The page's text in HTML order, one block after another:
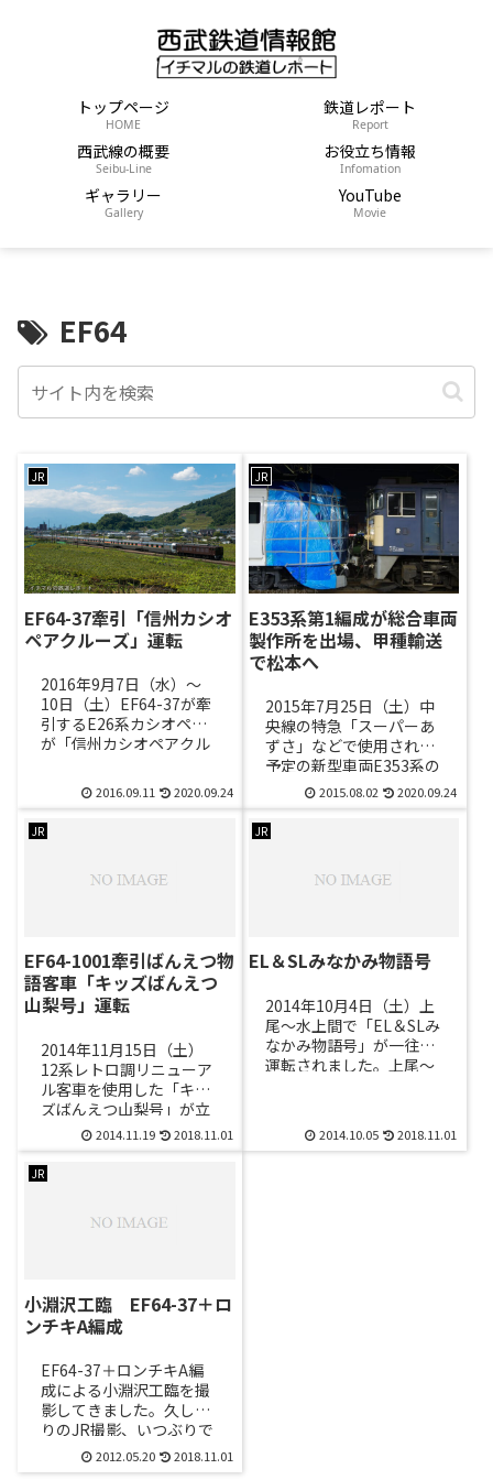
トップページ
HOME
鉄道レポート
Report
西武線の概要
Seibu-Line
お役立ち情報
Infomation
ギャラリー
Gallery
YouTube
Movie
EF64
JR
EF64-37牽引「信州カシオ
ペアクルーズ」運転
2016年9月7日（水）～
10日（土）EF64-37が牽
引するE26系カシオペア
が「信州カシオペアクル
（常磐線・武蔵野線・中
央東線・篠ノ井線経...
2016.09.11 2020.09.24
JR
E353系第1編成が総合車両
製作所を出場、甲種輸送
で松本へ
2015年7月25日（土）中
央線の特急「スーパーあ
ずさ」などで使用される
予定の新型車両E353系の
第1編成が総合車両製作
所から出場し、逗子～松
本で甲種輸送が行われ
ま...
2015.08.02 2020.09.24
JR
EF64-1001牽引ばんえつ物
語客車「キッズばんえつ
山梨号」運転
2014年11月15日（土）
12系レトロ調リニューア
ル客車を使用した「キッ
ズばんえつ山梨号」が立
川～甲府で運転されまし
た。牽引機は高崎車両セ
ンター所属のEF64-1...
2014.11.19 2018.11.01
JR
EL＆SLみなかみ物語号
2014年10月4日（土）上
尾～水上間で「EL＆SLみ
なかみ物語号」が一往復
運転されました。上尾～
2014.10.05 2018.11.01
JR
小淵沢工臨 EF64-37＋ロ
ンチキA編成
EF64-37＋ロンチキA編
成による小淵沢工臨を撮
影してきました。久しぶ
りのJR撮影、いつぶりで
しょうか？ ご無沙汰で
す。撮影日：2012年5月
2012.05.20 2018.11.01